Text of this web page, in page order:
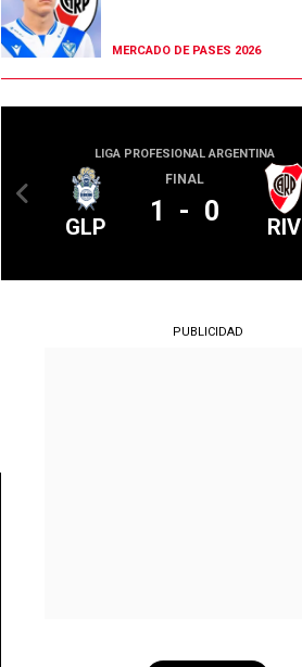
MERCADO DE PASES 2026
LIGA PROFESIONAL ARGENTINA
GLP
FINAL
1 - 0 RIV
PUBLICIDAD